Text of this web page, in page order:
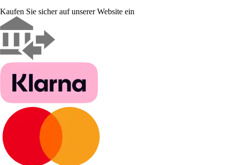
Kaufen Sie sicher auf unserer Website ein